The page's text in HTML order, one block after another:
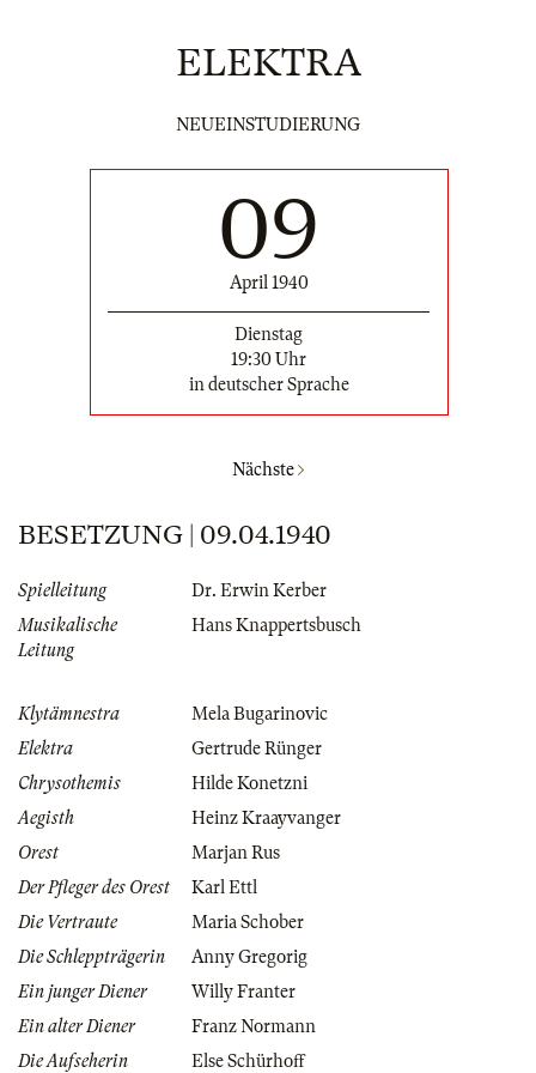
ELEKTRA
NEUEINSTUDIERUNG
09
April 1940
Dienstag
19:30 Uhr
in deutscher Sprache
Nächste
BESETZUNG | 09.04.1940
Spielleitung
Dr. Erwin Kerber
Musikalische
Leitung
Hans Knappertsbusch
Klytämnestra
Mela Bugarinovic
Elektra
Gertrude Rünger
Chrysothemis
Hilde Konetzni
Aegisth
Heinz Kraayvanger
Orest
Marjan Rus
Der Pfleger des Orest
Karl Ettl
Die Vertraute
Maria Schober
Die Schleppträgerin
Anny Gregorig
Ein junger Diener
Willy Franter
Ein alter Diener
Franz Normann
Die Aufseherin
Else Schürhoff